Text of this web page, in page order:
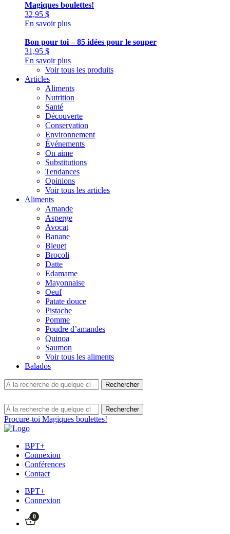
Magiques boulettes!
32,95 $
En savoir plus
Bon pour toi – 85 idées pour le souper
31,95 $
En savoir plus
Voir tous les produits
Articles
Aliments
Nutrition
Santé
Découverte
Conservation
Environnement
Événements
On aime
Substitutions
Tendances
Opinions
Voir tous les articles
Aliments
Amande
Asperge
Avocat
Banane
Bleuet
Brocoli
Datte
Edamame
Mayonnaise
Oeuf
Patate douce
Pistache
Pomme
Poudre d’amandes
Quinoa
Saumon
Voir tous les aliments
Balados
Procure-toi Magiques boulettes!
BPT+
Connexion
Conférences
Contact
BPT+
Connexion
0